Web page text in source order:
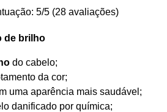
5/5 (28 avaliações)
de brilho
do cabelo;
da cor;
uma aparência mais saudável;
danificado por química;